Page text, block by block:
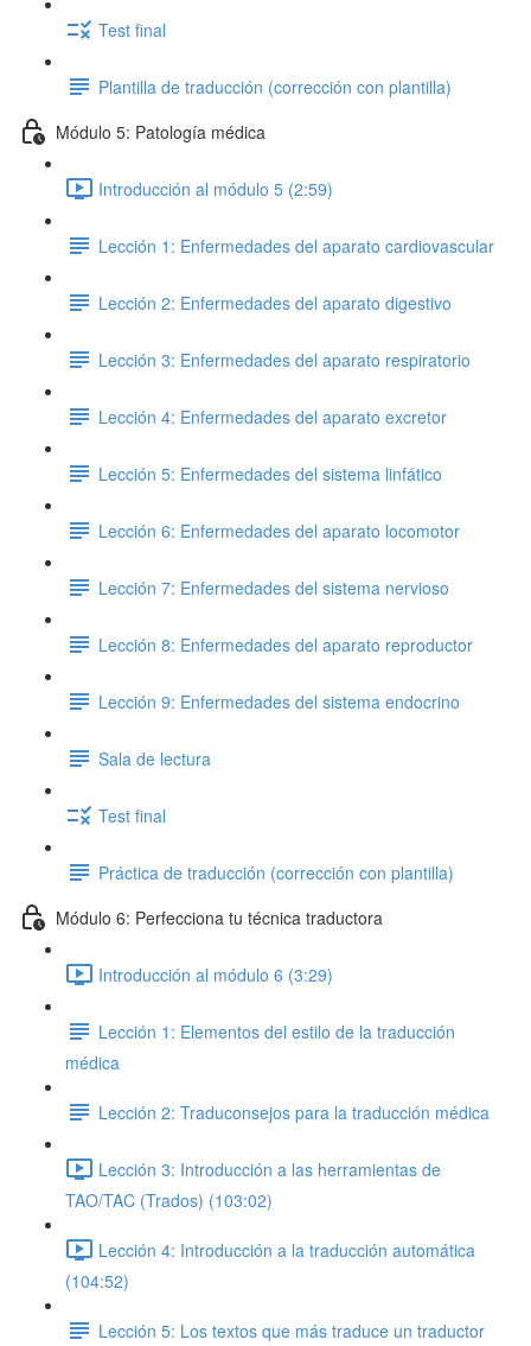
Test final
Plantilla de traducción (corrección con plantilla)
Módulo 5: Patología médica
Introducción al módulo 5 (2:59)
Lección 1: Enfermedades del aparato cardiovascular
Lección 2: Enfermedades del aparato digestivo
Lección 3: Enfermedades del aparato respiratorio
Lección 4: Enfermedades del aparato excretor
Lección 5: Enfermedades del sistema linfático
Lección 6: Enfermedades del aparato locomotor
Lección 7: Enfermedades del sistema nervioso
Lección 8: Enfermedades del aparato reproductor
Lección 9: Enfermedades del sistema endocrino
Sala de lectura
Test final
Práctica de traducción (corrección con plantilla)
Módulo 6: Perfecciona tu técnica traductora
Introducción al módulo 6 (3:29)
Lección 1: Elementos del estilo de la traducción
médica
Lección 2: Traduconsejos para la traducción médica
Lección 3: Introducción a las herramientas de
TAO/TAC (Trados) (103:02)
Lección 4: Introducción a la traducción automática
(104:52)
Lección 5: Los textos que más traduce un traductor